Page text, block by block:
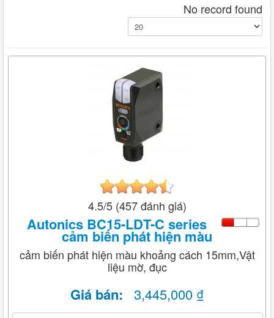
No record found
4.5/5 (457 đánh giá)
Autonics BC15-LDT-C series
cảm biến phát hiện màu
cảm biến phát hiện màu khoảng cách 15mm,Vật
liệu mờ, đục
Giá bán: 3,445,000 ₫